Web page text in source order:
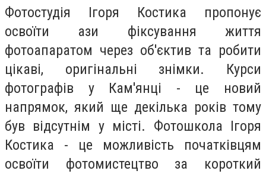
Фотостудія Ігоря Костика пропонує
освоїти ази фіксування життя
фотоапаратом через об'єктив та робити
цікаві, оригінальні знімки. Курси
фотографів у Кам'янці - це новий
напрямок, який ще декілька років тому
був відсутнім у місті. Фотошкола Ігоря
Костика - це можливість початківцям
освоїти фотомистецтво за короткий